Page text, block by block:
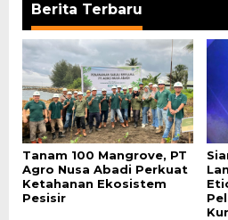
Berita Terbaru
Tanam 100 Mangrove, PT
Agro Nusa Abadi Perkuat
Ketahanan Ekosistem
Pesisir